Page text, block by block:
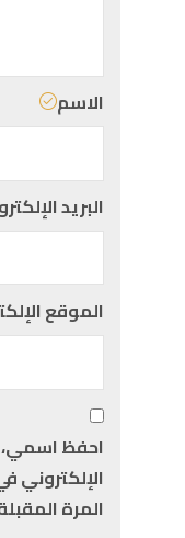
الاسم
البريد
الموقع
احفظ اسمي،
الإلكتروني
المرة